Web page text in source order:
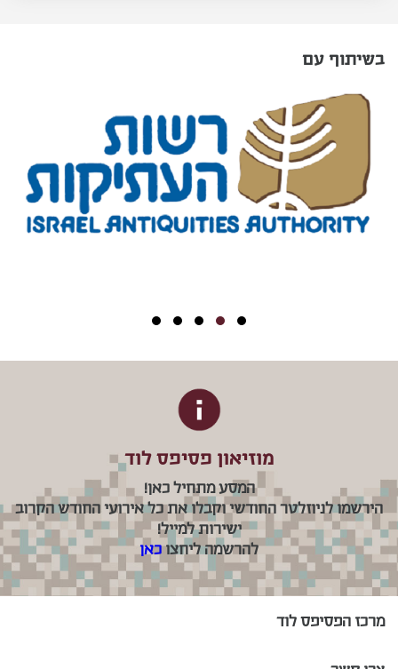
בשיתוף עם
מוזיאון פסיפס לוד
המסע מתחיל כאן!
הירשמו לניוזלטר החודשי וקבלו את כל אירועי החודש הקרוב
ישירות למייל!
להרשמה ליחצוכאן
מרכז הפסיפס לוד